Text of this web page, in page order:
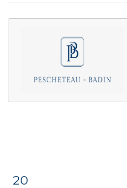
Item detail
20